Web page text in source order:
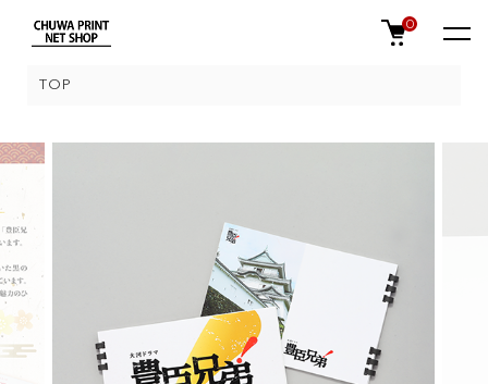
0
TOP